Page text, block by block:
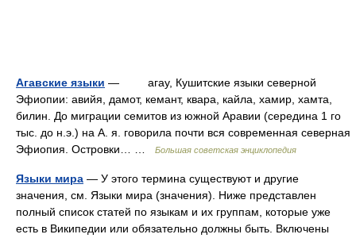
Агавские языки — агау, Кушитские языки северной
Эфиопии: авийя, дамот, кемант, квара, кайла, хамир, хамта,
билин. До миграции семитов из южной Аравии (середина 1 го
тыс. до н.э.) на А. я. говорила почти вся современная северная
Эфиопия. Островки… …
Большая советская энциклопедия
Языки мира — У этого термина существуют и другие
значения, см. Языки мира (значения). Ниже представлен
полный список статей по языкам и их группам, которые уже
есть в Википедии или обязательно должны быть. Включены